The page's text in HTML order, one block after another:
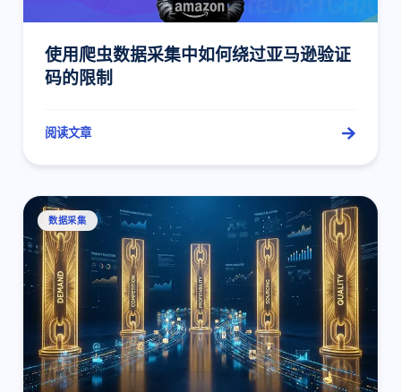
使用爬虫数据采集中如何绕过亚马逊验证
码的限制
阅读文章
数据采集